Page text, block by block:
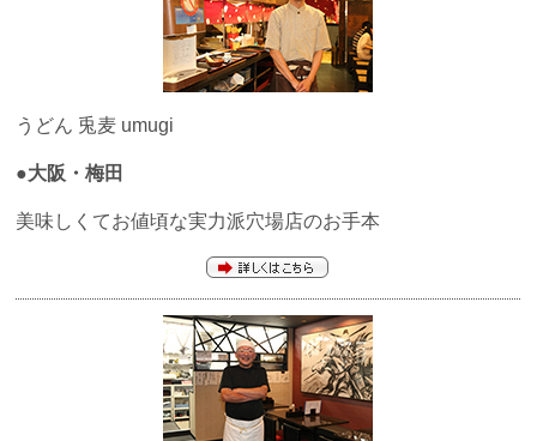
うどん 兎麦 umugi
●大阪・梅田
美味しくてお値頃な実力派穴場店のお手本